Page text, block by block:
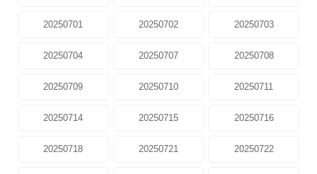
20250701 20250702 20250703
20250704 20250707 20250708
20250709 20250710 20250711
20250714 20250715 20250716
20250718 20250721 20250722